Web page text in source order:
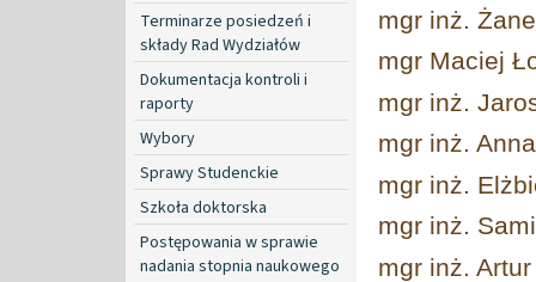
Terminarze posiedzeń i
składy Rad Wydziałów
Dokumentacja kontroli i
raporty
Wybory
Sprawy Studenckie
Szkoła doktorska
Postępowania w sprawie
nadania stopnia naukowego
mgr inż.
mgr Maciej
mgr inż.
mgr inż.
mgr inż.
mgr inż.
mgr inż.